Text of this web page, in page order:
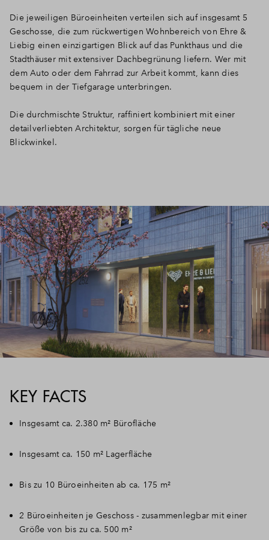
Die jeweiligen Büroeinheiten verteilen sich auf insgesamt 5
Geschosse, die zum rückwertigen Wohnbereich von Ehre &
Liebig einen einzigartigen Blick auf das Punkthaus und die
Stadthäuser mit extensiver Dachbegrünung liefern. Wer mit
dem Auto oder dem Fahrrad zur Arbeit kommt, kann dies
bequem in der Tiefgarage unterbringen.
Die durchmischte Struktur, raffiniert kombiniert mit einer
detailverliebten Architektur, sorgen für tägliche neue
Blickwinkel.
KEY FACTS
Insgesamt ca. 2.380 m² Bürofläche
Insgesamt ca. 150 m² Lagerfläche
Bis zu 10 Büroeinheiten ab ca. 175 m²
2 Büroeinheiten je Geschoss - zusammenlegbar mit einer
Größe von bis zu ca. 500 m²